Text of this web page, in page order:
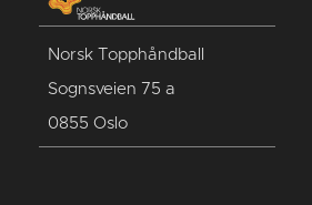
Norsk Topphåndball
Sognsveien 75 a
0855 Oslo